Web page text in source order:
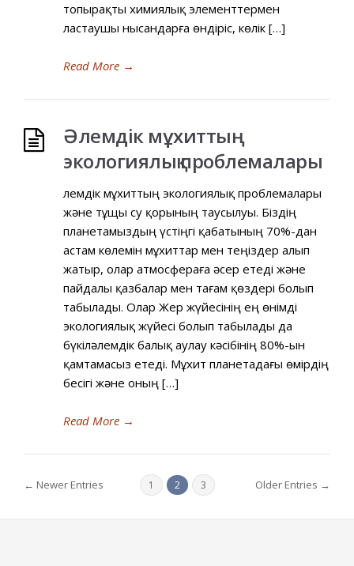
топырақты химиялық элементтермен
ластаушы нысандарға өндіріс, көлік […]
Read More →
Әлемдік мұхиттың
экологиялық проблемалары
Әлемдік мұхиттың экологиялық проблемалары
және тұщы су қорының таусылуы. Біздің
планетамыздың үстіңгі қабатының 70%-дан
астам көлемін мұхиттар мен теңіздер алып
жатыр, олар атмосфераға әсер етеді және
пайдалы қазбалар мен тағам қөздері болып
табылады. Олар Жер жүйесінің ең өнімді
экологиялық жүйесі болып табылады да
бүкіләлемдік балық аулау кәсібінің 80%-ын
қамтамасыз етеді. Мұхит планетадағы өмірдің
бесігі және оның […]
Read More →
← Newer Entries 1 2 3 Older Entries →